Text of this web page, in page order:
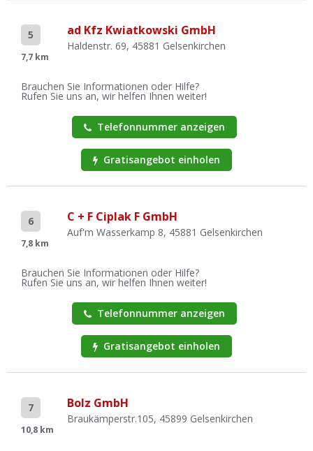
5
7,7 km
ad Kfz Kwiatkowski GmbH
Haldenstr. 69, 45881 Gelsenkirchen
Brauchen Sie Informationen oder Hilfe?
Rufen Sie uns an, wir helfen Ihnen weiter!
Telefonnummer anzeigen
Gratisangebot einholen
6
7,8 km
C + F Ciplak F GmbH
Auf'm Wasserkamp 8, 45881 Gelsenkirchen
Brauchen Sie Informationen oder Hilfe?
Rufen Sie uns an, wir helfen Ihnen weiter!
Telefonnummer anzeigen
Gratisangebot einholen
7
10,8 km
Bolz GmbH
Braukämperstr.105, 45899 Gelsenkirchen